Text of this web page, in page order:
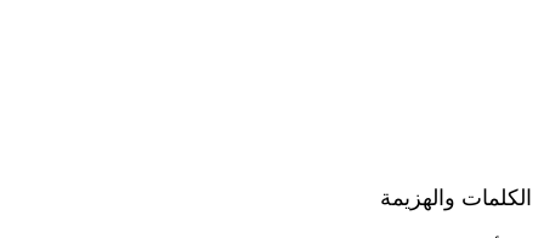
الكلمات والهزيمة